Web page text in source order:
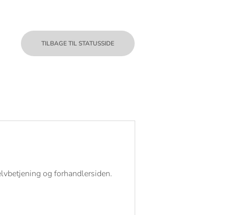
TILBAGE TIL STATUSSIDE
og forhandlersiden.